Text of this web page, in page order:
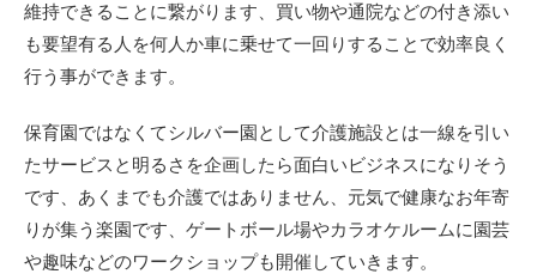
維持できることに繋がります、買い物や通院などの付き添い
も要望有る人を何人か車に乗せて一回りすることで効率良く
行う事ができます。
保育園ではなくてシルバー園として介護施設とは一線を引い
たサービスと明るさを企画したら面白いビジネスになりそう
です、あくまでも介護ではありません、元気で健康なお年寄
りが集う楽園です、ゲートボール場やカラオケルームに園芸
や趣味などのワークショップも開催していきます。